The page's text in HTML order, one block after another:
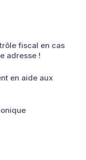
fiscal en cas
adresse !
en aide aux